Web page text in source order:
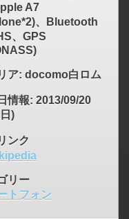
A7
、Bluetooth
、GPS
ア: docomo白ロム
情報: 2013/09/20
)
ンク
リー
トフォン